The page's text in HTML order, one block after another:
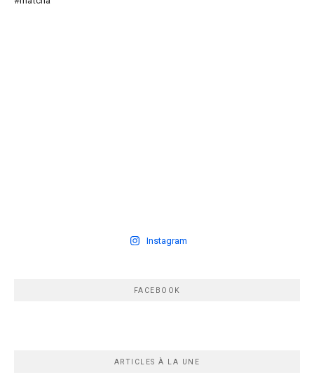
Instagram
FACEBOOK
ARTICLES À LA UNE